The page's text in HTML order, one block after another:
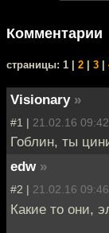
Комментарии
cтраницы: 1 | 2 3
Visionary »
#1 | 21.02.16 09:42
Гоблин, ты
edw »
#2 | 21.02.16 09:46
Какие то они,